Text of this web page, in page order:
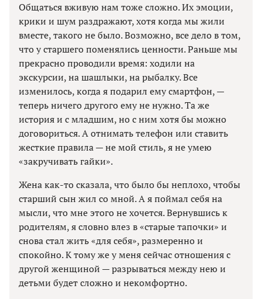
Общаться вживую нам тоже сложно. Их эмоции,
крики и шум раздражают, хотя когда мы жили
вместе, такого не было. Возможно, все дело в том,
что у старшего поменялись ценности. Раньше мы
прекрасно проводили время: ходили на
экскурсии, на шашлыки, на рыбалку. Все
изменилось, когда я подарил ему смартфон, —
теперь ничего другого ему не нужно. Та же
история и с младшим, но с ним хотя бы можно
договориться. А отнимать телефон или ставить
жесткие правила — не мой стиль, я не умею
«закручивать гайки».
Жена как-то сказала, что было бы неплохо, чтобы
старший сын жил со мной. А я поймал себя на
мысли, что мне этого не хочется. Вернувшись к
родителям, я словно влез в «старые тапочки» и
снова стал жить «для себя», размеренно и
спокойно. К тому же у меня сейчас отношения с
другой женщиной — разрываться между нею и
детьми будет сложно и некомфортно.